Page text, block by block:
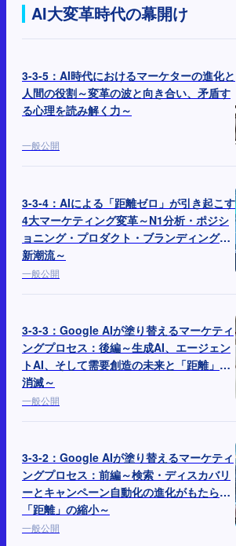
AI大変革時代の幕開け
3-3-5：AI時代におけるマーケターの進化と
人間の役割～変革の波と向き合い、矛盾す
る心理を読み解く力～
一般公開
3-3-4：AIによる「距離ゼロ」が引き起こす
4大マーケティング変革～N1分析・ポジシ
ョニング・プロダクト・ブランディングの
新潮流～
一般公開
3-3-3：Google AIが塗り替えるマーケティ
ングプロセス：後編～生成AI、エージェン
トAI、そして需要創造の未来と「距離」の
消滅～
一般公開
3-3-2：Google AIが塗り替えるマーケティ
ングプロセス：前編～検索・ディスカバリ
ーとキャンペーン自動化の進化がもたらす
「距離」の縮小～
一般公開